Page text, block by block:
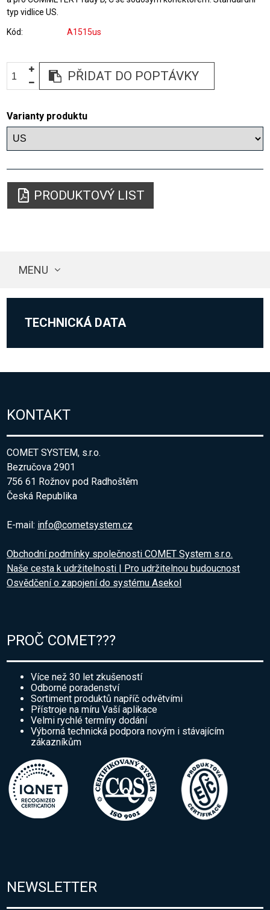
typ vidlice US.
Kód A1515us
PŘIDAT DO POPTÁVKY
Varianty produktu
PRODUKTOVÝ LIST
MENU
TECHNICKÁ DATA
KONTAKT
COMET SYSTEM, s.r.o.
Bezručova 2901
756 61 Rožnov pod Radhoštěm
Česká Republika
E-mail: info@cometsystem.cz
Obchodní podmínky společnosti COMET System s.r.o.
Naše cesta k udržitelnosti | Pro udržitelnou budoucnost
Osvědčení o zapojení do systému Asekol
PROČ COMET???
Více než 30 let zkušeností
Odborné poradenství
Sortiment produktů napříč odvětvími
Přístroje na míru Vaší aplikace
Velmi rychlé termíny dodání
Výborná technická podpora novým i stávajícím
zákazníkům
NEWSLETTER